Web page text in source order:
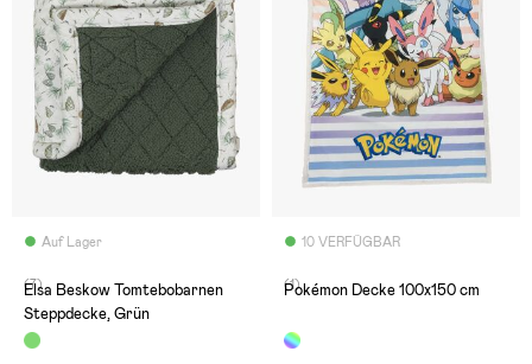
Auf Lager
(7)
Elsa Beskow Tomtebobarnen
Steppdecke, Grün
10 VERFÜGBAR
(1)
Pokémon Decke 100x150 cm